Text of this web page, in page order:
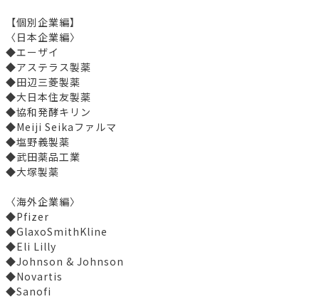
【個別企業編】
〈日本企業編〉
◆エーザイ
◆アステラス製薬
◆田辺三菱製薬
◆大日本住友製薬
◆協和発酵キリン
◆Meiji Seikaファルマ
◆塩野義製薬
◆武田薬品工業
◆大塚製薬
〈海外企業編〉
◆Pfizer
◆GlaxoSmithKline
◆Eli Lilly
◆Johnson & Johnson
◆Novartis
◆Sanofi